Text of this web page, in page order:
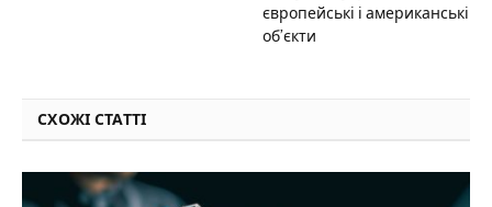
європейські і американські
об’єкти
СХОЖІ СТАТТІ